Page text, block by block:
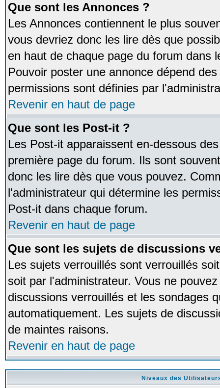
Que sont les Annonces ?
Les Annonces contiennent le plus
vous devriez donc les lire dès que
en haut de chaque page du forum dans
Pouvoir poster une annonce dépend
permissions sont définies par
Revenir en haut de page
Que sont les Post-it ?
Les Post-it apparaissent en-dessous
première page du forum. Ils sont
donc les lire dès que vous pouvez.
l'administrateur qui détermine les
Post-it dans chaque forum.
Revenir en haut de page
Que sont les sujets de discussions
Les sujets verrouillés sont verrouillés
soit par l'administrateur. Vous ne
discussions verrouillés et les sondages
automatiquement. Les sujets de
de maintes raisons.
Revenir en haut de page
Niveaux des